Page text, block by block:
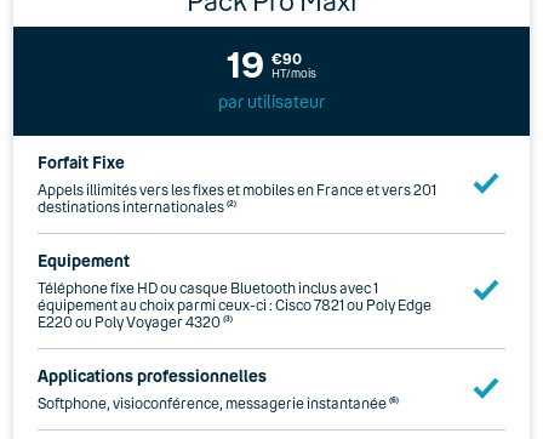
19 €90
HT/mois
par utilisateur
Forfait Fixe
Appels illimités vers les fixes et mobiles en France et vers 201
destinations internationales (2)
Equipement
Téléphone fixe HD ou casque Bluetooth inclus avec 1
équipement au choix parmi ceux-ci : Cisco 7821 ou Poly Edge
E220 ou Poly Voyager 4320 (3)
Applications professionnelles
Softphone, visioconférence, messagerie instantanée (6)